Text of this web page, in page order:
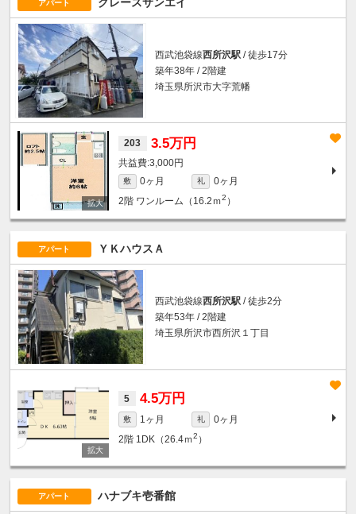
アパート
西武池袋線西所沢駅 / 徒歩17分
築年38年 / 2階建
埼玉県所沢市大字荒幡
203 3.5万円
3,000円
敷 0ヶ月 礼
0ヶ月
2階 ワンルーム（16.2ｍ2 ）
アパート ＹＫハウスＡ
西武池袋線西所沢駅 / 徒歩2分
築年53年 / 2階建
埼玉県所沢市西所沢１丁目
5 4.5万円
敷 1ヶ月 礼
0ヶ月
2階 1DK（26.4ｍ2 ）
アパート ハナブキ壱番館